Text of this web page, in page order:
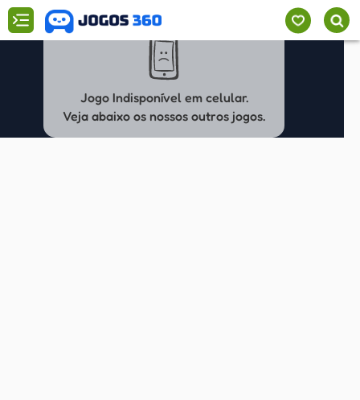
Jogo Indisponível em celular.
Veja abaixo os nossos outros jogos.